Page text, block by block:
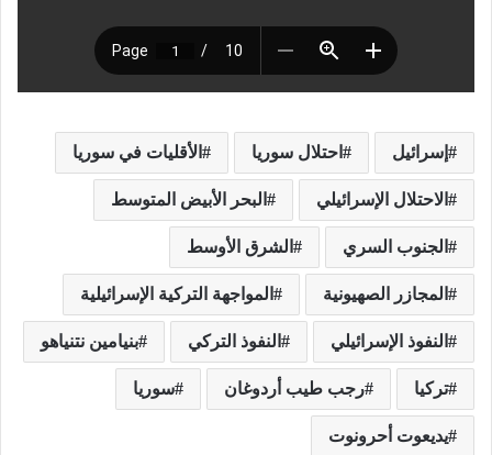
إسرائيل احتلال سوريا الأقليات في سوريا
الاحتلال الإسرائيلي البحر الأبيض المتوسط
الجنوب السري الشرق الأوسط
المجازر الصهيونية المواجهة التركية الإسرائيلية
النفوذ الإسرائيلي النفوذ التركي بنيامين نتنياهو
تركيا رجب طيب أردوغان سوريا
يديعوت أحرونوت